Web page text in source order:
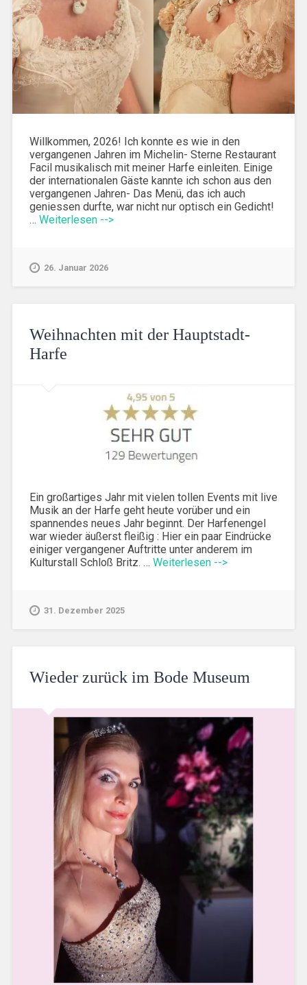
Willkommen, 2026! Ich konnte es wie in den
vergangenen Jahren im Michelin- Sterne Restaurant
Facil musikalisch mit meiner Harfe einleiten. Einige
der internationalen Gäste kannte ich schon aus den
vergangenen Jahren- Das Menü, das ich auch
geniessen durfte, war nicht nur optisch ein Gedicht!
… Weiterlesen -->
26. Januar 2026
Weihnachten mit der Hauptstadt-
Harfe
Ein großartiges Jahr mit vielen tollen Events mit live
Musik an der Harfe geht heute vorüber und ein
spannendes neues Jahr beginnt. Der Harfenengel
war wieder äußerst fleißig : Hier ein paar Eindrücke
einiger vergangener Auftritte unter anderem im
Kulturstall Schloß Britz. … Weiterlesen -->
31. Dezember 2025
Wieder zurück im Bode Museum